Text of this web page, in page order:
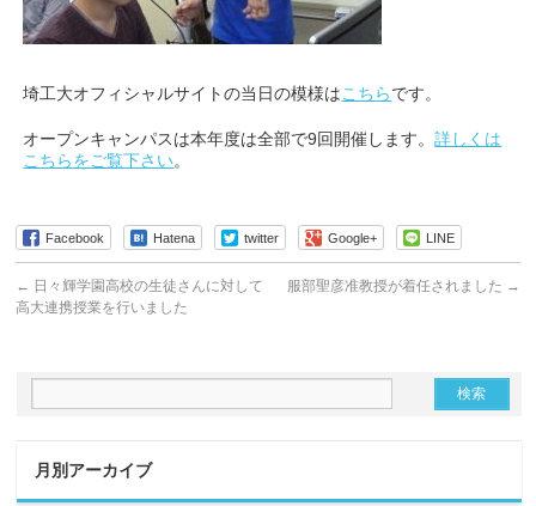
埼工大オフィシャルサイトの当日の模様はこちらです。
オープンキャンパスは本年度は全部で9回開催します。詳しくは
こちらをご覧下さい。
Facebook Hatena twitter Google+ LINE
← 日々輝学園高校の生徒さんに対して
高大連携授業を行いました
服部聖彦准教授が着任されました →
月別アーカイブ